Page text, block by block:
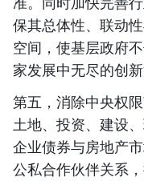
保其总体性、联动
空间，使基层政府
家发展中无尽的创新
第五，消除中央权
土地、投资、建设
企业债券与房地产
公私合作伙伴关系